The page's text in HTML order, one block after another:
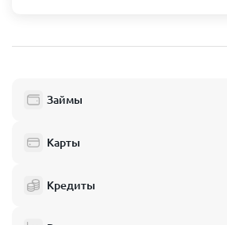
Балашиха
Одинцово
Электросталь
Реутов
Займы
Карты
Кредиты